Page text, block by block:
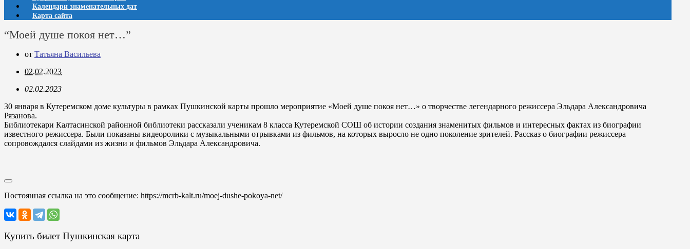
Календари знаменательных дат
Карта сайта
“Моей душе покоя нет…”
от Татьяна Васильева
02.02.2023
02.02.2023
30 января в Кутеремском доме культуры в рамках Пушкинской карты прошло мероприятие «Моей душе покоя нет…» о творчестве легендарного режиссера Эльдара Александровича
Рязанова.
Библиотекари Калтасинской районной библиотеки рассказали ученикам 8 класса Кутеремской СОШ об истории создания знаменитых фильмов и интересных фактах из биографии
известного режиссера. Были показаны видеоролики с музыкальными отрывками из фильмов, на которых выросло не одно поколение зрителей. Рассказ о биографии режиссера
сопровождался слайдами из жизни и фильмов Эльдара Александровича.
Постоянная ссылка на это сообщение: https://mcrb-kalt.ru/moej-dushe-pokoya-net/
Купить билет Пушкинская карта